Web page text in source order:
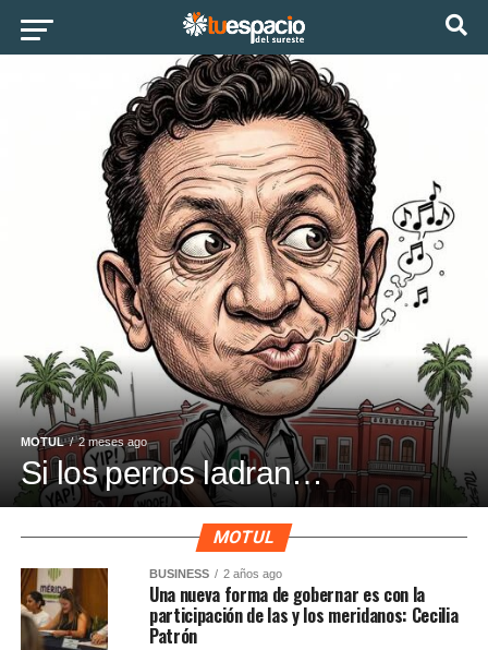
MOTUL 2 meses ago
Si los perros ladran…
MOTUL
BUSINESS 2 años ago
Una nueva forma de gobernar es con la
participación de las y los meridanos: Cecilia
Patrón